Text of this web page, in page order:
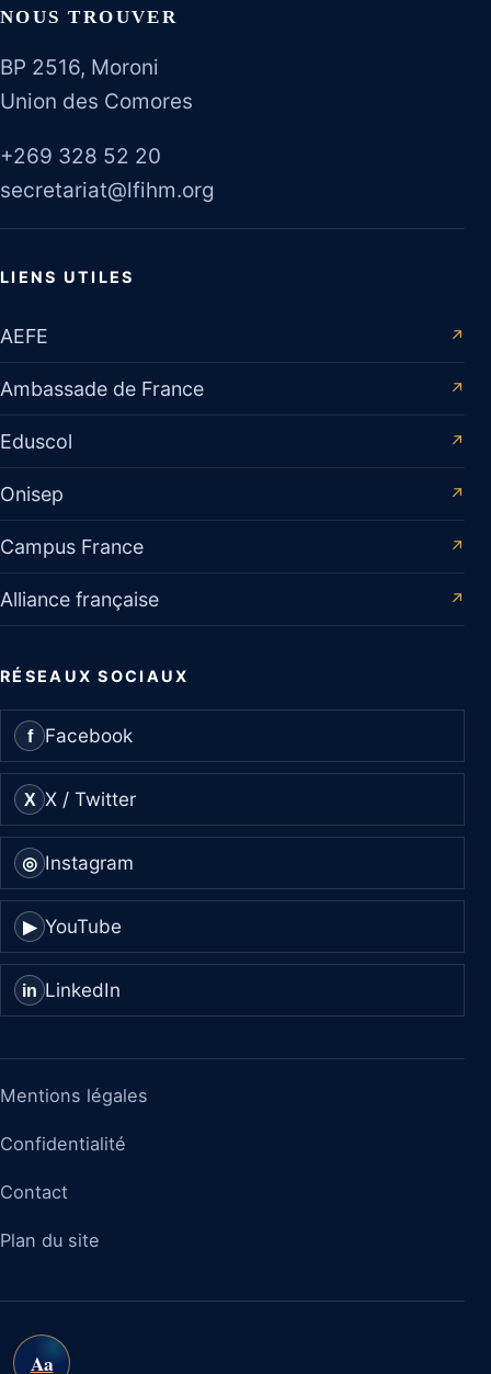
NOUS TROUVER
BP 2516, Moroni
Union des Comores
+269 328 52 20
secretariat@lfihm.org
LIENS UTILES
AEFE ↗
Ambassade de France ↗
Eduscol ↗
Onisep ↗
Campus France ↗
Alliance française ↗
RÉSEAUX SOCIAUX
f Facebook
X X / Twitter
◎ Instagram
▶ YouTube
in LinkedIn
Mentions légales
Confidentialité
Contact
Plan du site
Aa